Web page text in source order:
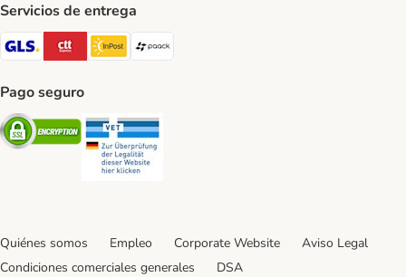
Servicios de entrega
GLS Shipping Method
CTTExpress Shipping Method
InPost Shipping Method
paack Shipping Method
Pago seguro
Security
Quiénes somos Empleo Corporate Website
Aviso Legal
Condiciones comerciales generales
DSA